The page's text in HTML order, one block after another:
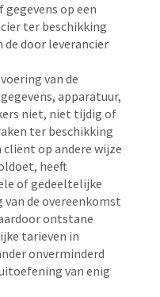
op een
ter beschikking
door leverancier
van de
apparatuur,
niet, niet tijdig of
ter beschikking
op andere wijze
heeft
of gedeeltelijke
de overeenkomst
ontstane
tarieven in
onverminderd
van enig